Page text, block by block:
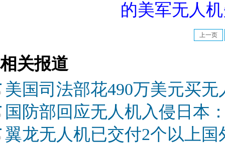
的美军无人
上一页
相关报道
美国司法部花490万美元买
国防部回应无人机入侵日本
翼龙无人机已交付2个以上